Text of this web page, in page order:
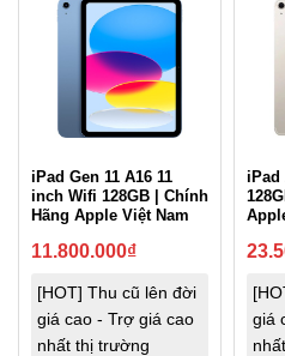
iPad Gen 11 A16 11
inch Wifi 128GB | Chính
Hãng Apple Việt Nam
11.800.000₫
[HOT] Thu cũ lên đời
giá cao - Trợ giá cao
nhất thị trường
iPad
giá